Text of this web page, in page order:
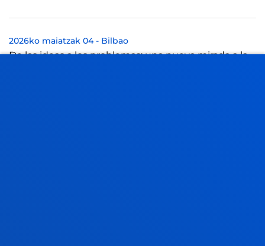
2026ko maiatzak 04- Bilbao
De las ideas a los problemas: una nueva mirada a la